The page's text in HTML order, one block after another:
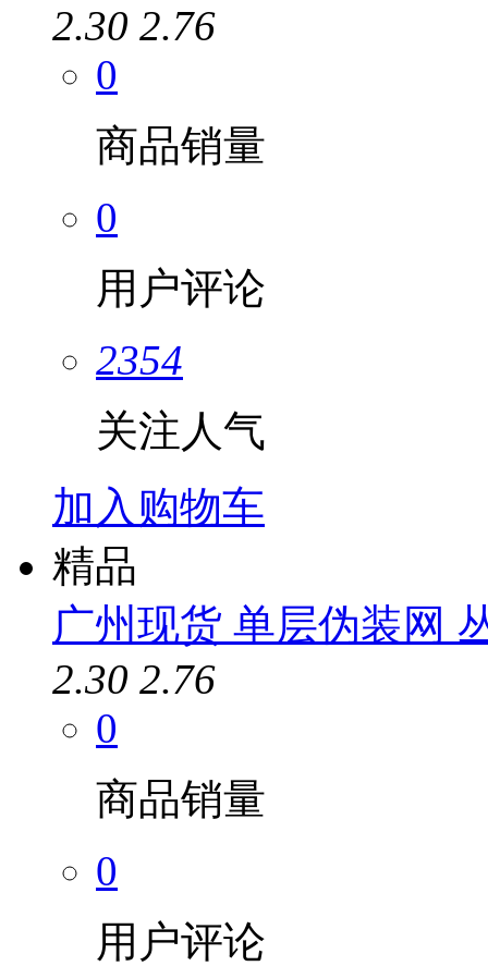
2.30 2.76
0
商品销量
0
用户评论
2354
关注人气
加入购物车
精品
广州现货 单层伪装网
2.30 2.76
0
商品销量
0
用户评论